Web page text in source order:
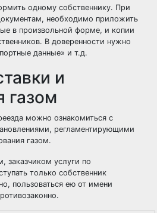
одному собственнику. При
необходимо приложить
в произвольной форме, и копии
В доверенности нужно
данные» и т.д.
и
газом
можно ознакомиться с
регламентирующими
газом.
заказчиком услуги по
только собственник
пользоваться ею от имени